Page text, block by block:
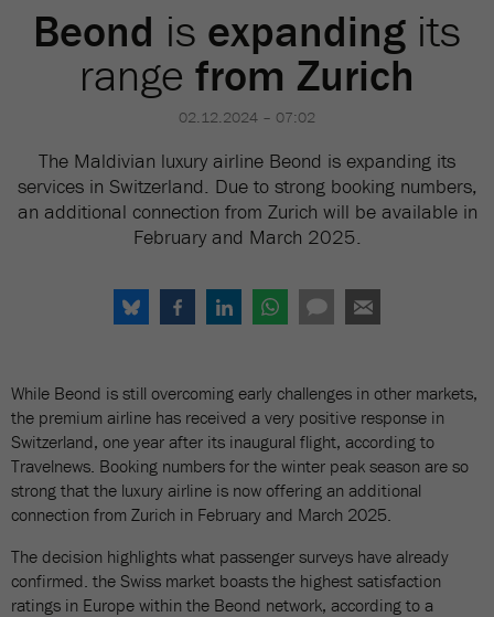
Beond is expanding its
range from Zurich
02.12.2024 – 07:02
The Maldivian luxury airline Beond is expanding its
services in Switzerland. Due to strong booking numbers,
an additional connection from Zurich will be available in
February and March 2025.
While Beond is still overcoming early challenges in other markets,
the premium airline has received a very positive response in
Switzerland, one year after its inaugural flight, according to
Travelnews. Booking numbers for the winter peak season are so
strong that the luxury airline is now offering an additional
connection from Zurich in February and March 2025.
The decision highlights what passenger surveys have already
confirmed. the Swiss market boasts the highest satisfaction
ratings in Europe within the Beond network, according to a